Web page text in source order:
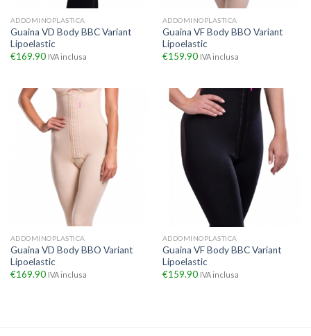
ADDOMINOPLASTICA
Guaina VD Body BBC Variant
Lipoelastic
€169.90 IVA inclusa
ADDOMINOPLASTICA
Guaina VF Body BBO Variant
Lipoelastic
€159.90 IVA inclusa
ADDOMINOPLASTICA
Guaina VD Body BBO Variant
Lipoelastic
€169.90 IVA inclusa
ADDOMINOPLASTICA
Guaina VF Body BBC Variant
Lipoelastic
€159.90 IVA inclusa